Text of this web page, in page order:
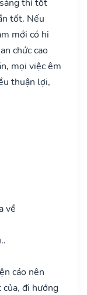
thì tốt
tốt. Nếu
mới có hi
chức cao
mọi việc êm
thuận lợi,
về
cáo nên
đi hướng